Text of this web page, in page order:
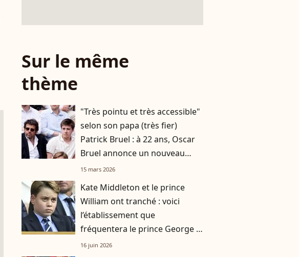
Sur le même
thème
"Très pointu et très accessible"
selon son papa (très fier)
Patrick Bruel : à 22 ans, Oscar
Bruel annonce un nouveau
projet lié aux neurosciences
15 mars 2026
Kate Middleton et le prince
William ont tranché : voici
l’établissement que
fréquentera le prince George à
la rentrée
16 juin 2026